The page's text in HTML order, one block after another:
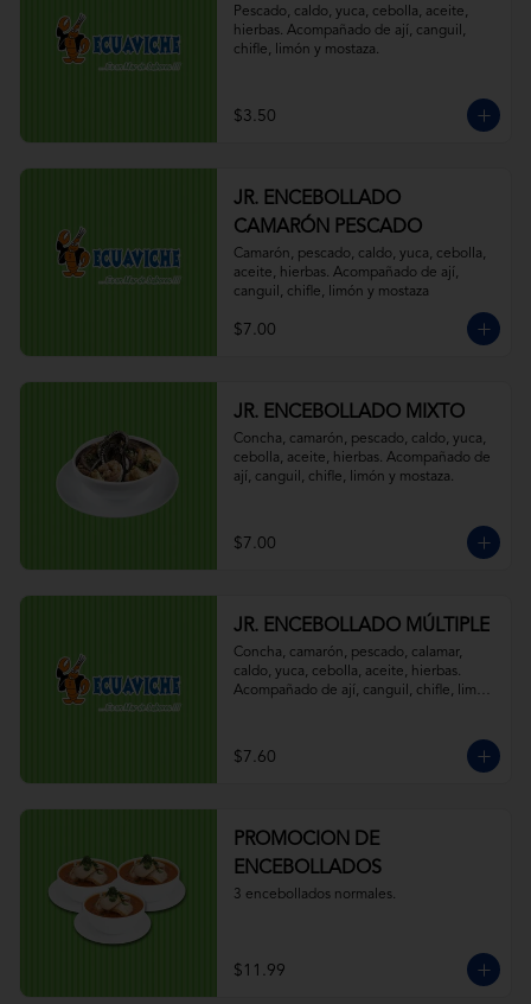
Pescado, caldo, yuca, cebolla, aceite,
hierbas. Acompañado de ají, canguil,
chifle, limón y mostaza.
$3.50
JR. ENCEBOLLADO
CAMARÓN PESCADO
Camarón, pescado, caldo, yuca, cebolla,
aceite, hierbas. Acompañado de ají,
canguil, chifle, limón y mostaza
$7.00
JR. ENCEBOLLADO MIXTO
Concha, camarón, pescado, caldo, yuca,
cebolla, aceite, hierbas. Acompañado de
ají, canguil, chifle, limón y mostaza.
$7.00
JR. ENCEBOLLADO MÚLTIPLE
Concha, camarón, pescado, calamar,
caldo, yuca, cebolla, aceite, hierbas.
Acompañado de ají, canguil, chifle, limón
$7.60
PROMOCION DE
ENCEBOLLADOS
3 encebollados normales.
$11.99